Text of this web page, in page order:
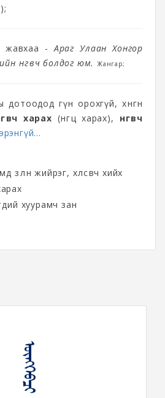
жавхаа -Араг Улаан Хонгор
өнгөвч болдог юм. Жангар;
гүн орохгүй, хөнгөн
харах (өнгөц харах), өнгөвч
зөөлөн жийрэг, хөлсөвч хийх
төдий хуурамч зан
ᠥᠩᠭᠡᠪᠴᠢ